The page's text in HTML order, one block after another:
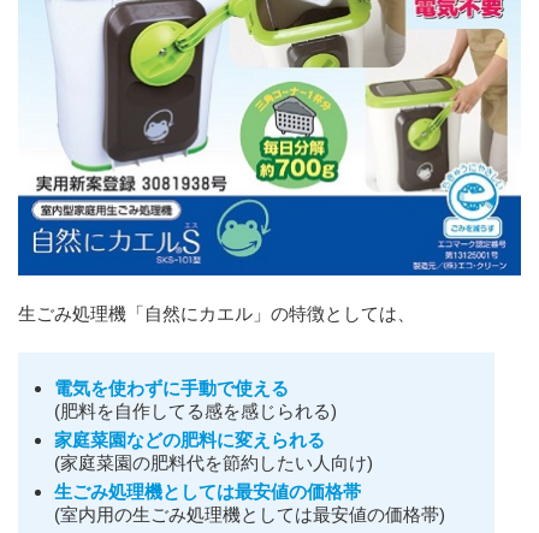
生ごみ処理機「自然にカエル」の特徴としては、
電気を使わずに手動で使える
(肥料を自作してる感を感じられる)
家庭菜園などの肥料に変えられる
(家庭菜園の肥料代を節約したい人向け)
生ごみ処理機としては最安値の価格帯
(室内用の生ごみ処理機としては最安値の価格帯)